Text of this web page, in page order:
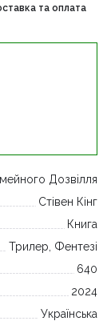
та оплата
Дозвілля
Стівен Кінг
Книга
Трилер, Фентезі
640
2024
Українська